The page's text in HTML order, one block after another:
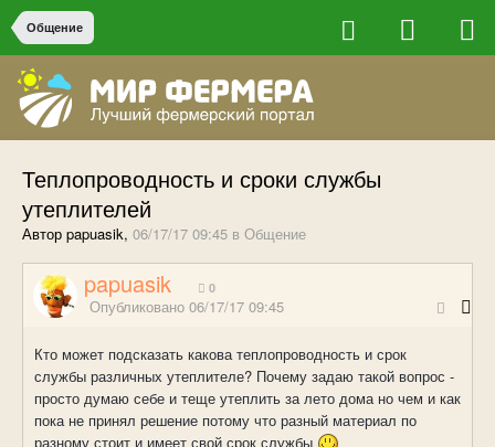
Общение
Теплопроводность и сроки службы
утеплителей
Автор papuasik, 06/17/17 09:45 в Общение
papuasik 0
Опубликовано 06/17/17 09:45
Кто может подсказать какова теплопроводность и срок
службы различных утеплителе? Почему задаю такой вопрос -
просто думаю себе и теще утеплить за лето дома но чем и как
пока не принял решение потому что разный материал по
разному стоит и имеет свой срок службы